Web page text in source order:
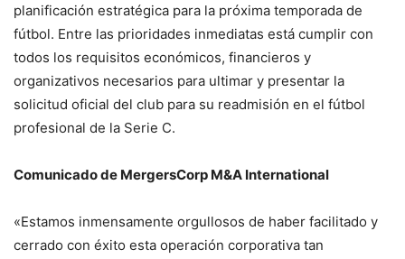
planificación estratégica para la próxima temporada de
fútbol. Entre las prioridades inmediatas está cumplir con
todos los requisitos económicos, financieros y
organizativos necesarios para ultimar y presentar la
solicitud oficial del club para su readmisión en el fútbol
profesional de la Serie C.
Comunicado de MergersCorp M&A International
«Estamos inmensamente orgullosos de haber facilitado y
cerrado con éxito esta operación corporativa tan